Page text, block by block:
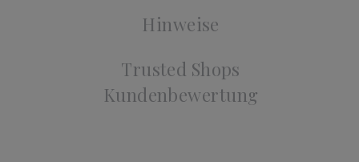
Hinweise
Trusted Shops
Kundenbewertung